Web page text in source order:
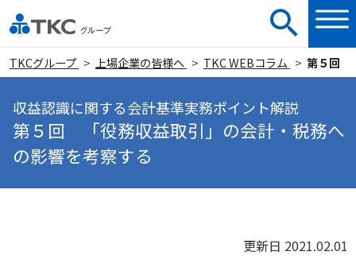
TKCグループ 上場企業の皆様へ TKC WEBコラム 第５回
収益認識に関する会計基準実務ポイント解説
第５回 「役務収益取引」の会計・税務へ
の影響を考察する
更新日 2021.02.01